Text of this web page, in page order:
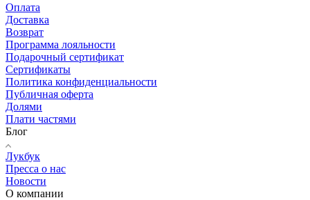
Оплата
Доставка
Возврат
Программа лояльности
Подарочный сертификат
Сертификаты
Политика конфиденциальности
Публичная оферта
Долями
Плати частями
Блог
Лукбук
Пресса о нас
Новости
О компании